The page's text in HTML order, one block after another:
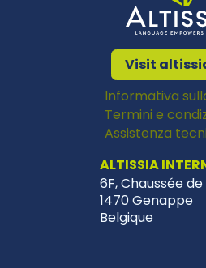
Visit
Informativa
Termini e
Assistenza
ALTISSIA
6F, Chaussée
1470 Genappe
Belgique